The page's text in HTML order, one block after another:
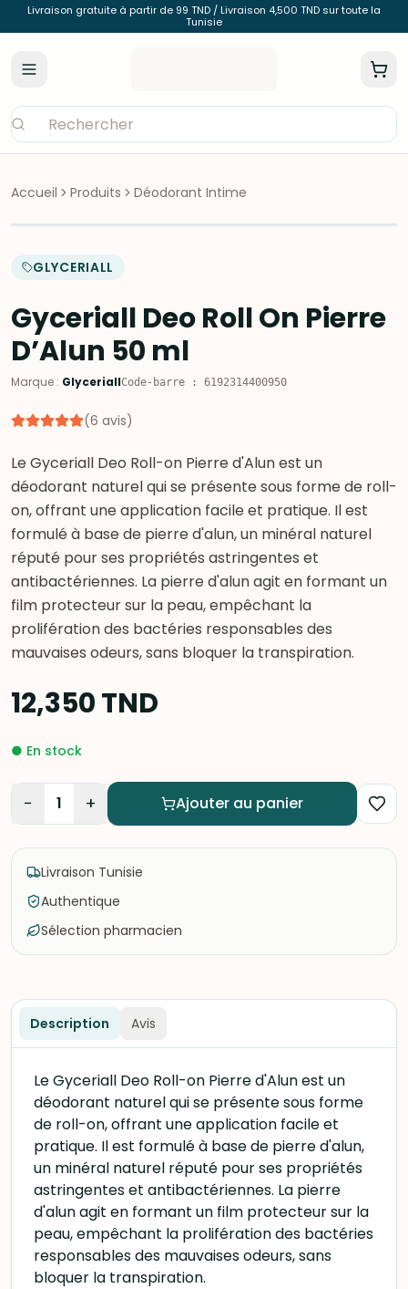
Livraison gratuite à partir de 99 TND / Livraison 4,500 TND sur toute la
Tunisie
Accueil Produits Déodorant Intime
GLYCERIALL
Gyceriall Deo Roll On Pierre
D’Alun 50 ml
Marque : GlyceriallCode-barre : 6192314400950
(6 avis)
Le Gyceriall Deo Roll-on Pierre d'Alun est un
déodorant naturel qui se présente sous forme de roll-
on, offrant une application facile et pratique. Il est
formulé à base de pierre d'alun, un minéral naturel
réputé pour ses propriétés astringentes et
antibactériennes. La pierre d'alun agit en formant un
film protecteur sur la peau, empêchant la
prolifération des bactéries responsables des
mauvaises odeurs, sans bloquer la transpiration.
12,350TND
● En stock
− 1 + Ajouter au panier
Livraison Tunisie
Authentique
Sélection pharmacien
Description Avis
Le Gyceriall Deo Roll-on Pierre d'Alun est un
déodorant naturel qui se présente sous forme
de roll-on, offrant une application facile et
pratique. Il est formulé à base de pierre d'alun,
un minéral naturel réputé pour ses propriétés
astringentes et antibactériennes. La pierre
d'alun agit en formant un film protecteur sur la
peau, empêchant la prolifération des bactéries
responsables des mauvaises odeurs, sans
bloquer la transpiration.